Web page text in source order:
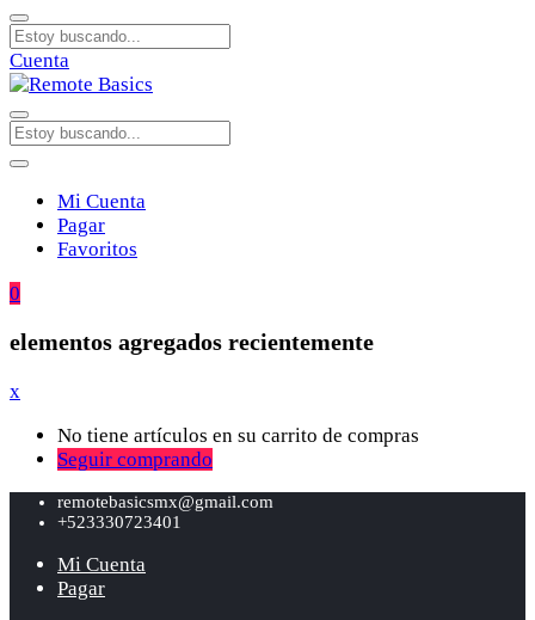
Cuenta
Mi Cuenta
Pagar
Favoritos
0
elementos agregados recientemente
x
No tiene artículos en su carrito de compras
Seguir comprando
remotebasicsmx@gmail.com
+523330723401
Mi Cuenta
Pagar